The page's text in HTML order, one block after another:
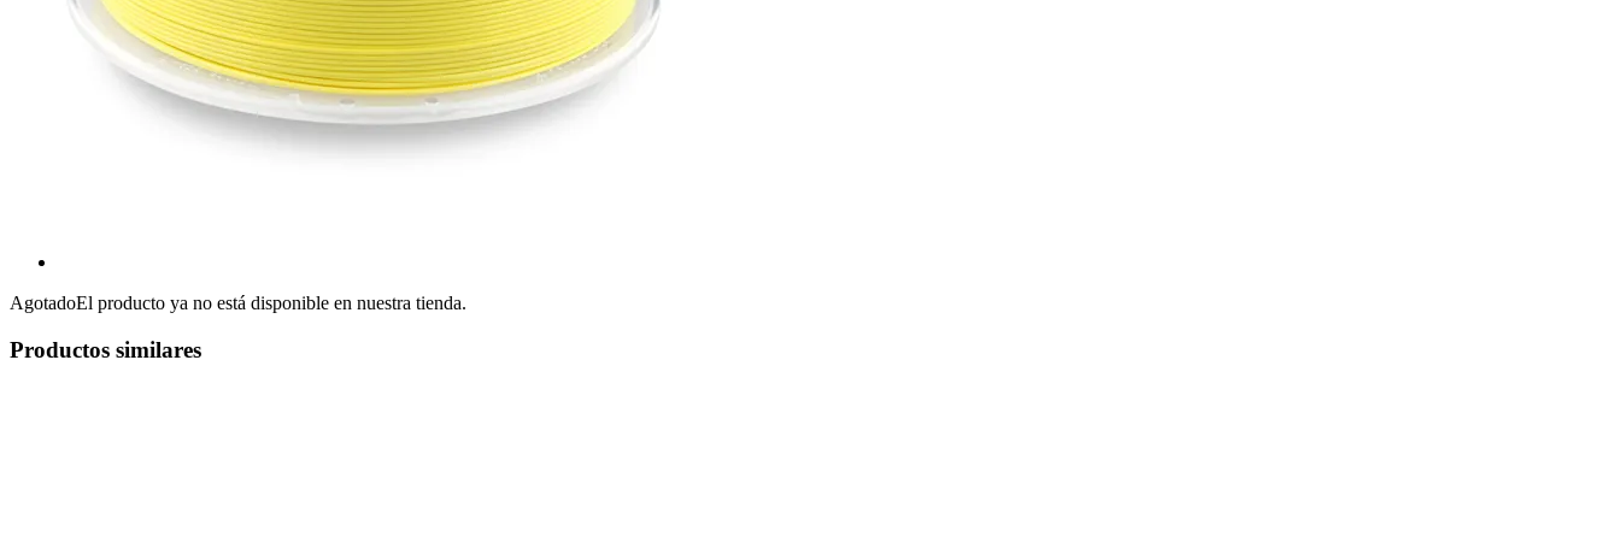
AgotadoEl producto ya no está disponible en nuestra tienda.
Productos similares